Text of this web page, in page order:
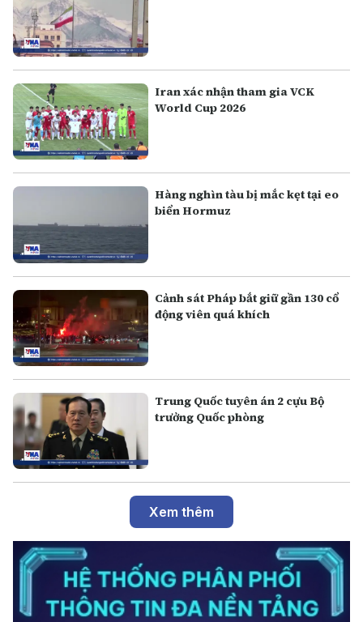
Iran xác nhận tham gia VCK
World Cup 2026
Hàng nghìn tàu bị mắc kẹt tại eo
biển Hormuz
Cảnh sát Pháp bắt giữ gần 130 cổ
động viên quá khích
Trung Quốc tuyên án 2 cựu Bộ
trưởng Quốc phòng
Xem thêm